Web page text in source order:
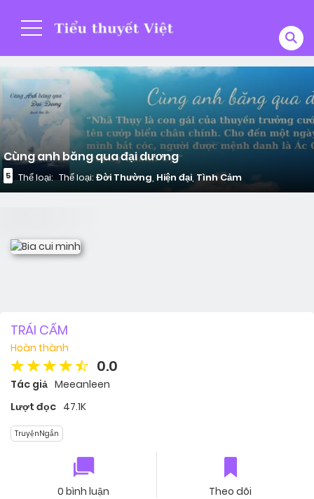
Cùng anh băng qua đại dương
5 Thể loại: Thể loại: Đời Thường, Hiện đại, Tình Cảm
TRÁI CẤM
Hoàn thành
0.0
Tác giả Meeanleen
Lượt đọc 47.1K
TruyệnNgắn
0 bình luận Theo dõi